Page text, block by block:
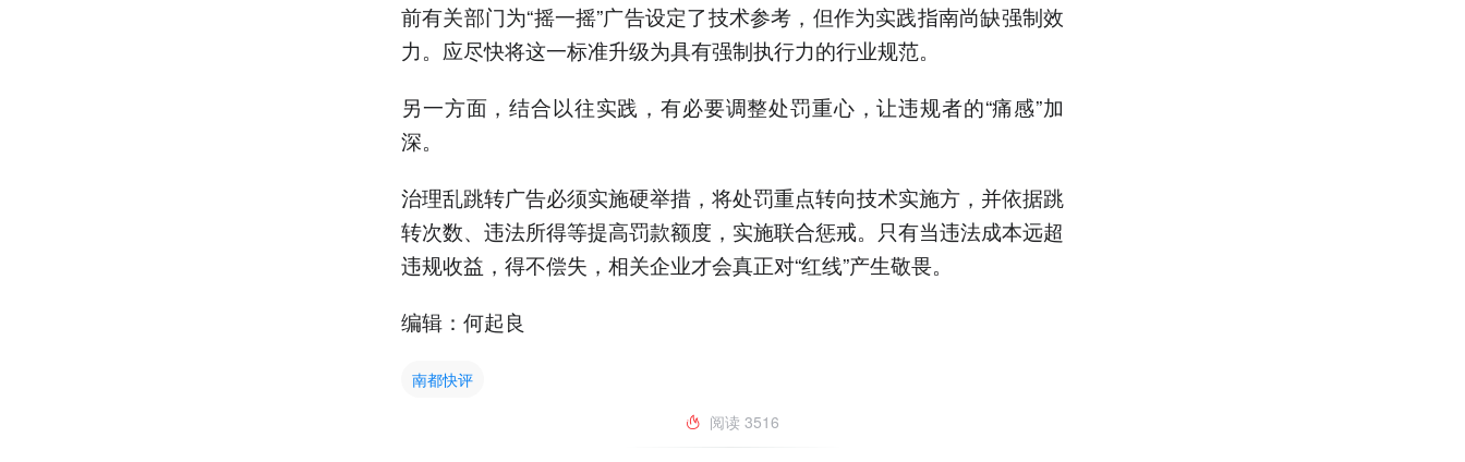
前有关部门为“摇一摇”广告设定了技术参考，但作为实践指南尚缺强制效
力。应尽快将这一标准升级为具有强制执行力的行业规范。
另一方面，结合以往实践，有必要调整处罚重心，让违规者的“痛感”加
深。
治理乱跳转广告必须实施硬举措，将处罚重点转向技术实施方，并依据跳
转次数、违法所得等提高罚款额度，实施联合惩戒。只有当违法成本远超
违规收益，得不偿失，相关企业才会真正对“红线”产生敬畏。
编辑：何起良
南都快评
阅读 3516